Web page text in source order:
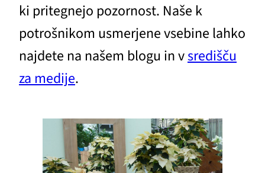
ki pritegnejo pozornost. Naše k
potrošnikom usmerjene vsebine lahko
najdete na našem blogu in vsredišču
za medije.